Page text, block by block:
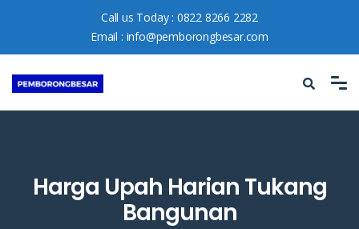
Call us Today : 0822 8266 2282
Email : info@pemborongbesar.com
Harga Upah Harian Tukang
Bangunan